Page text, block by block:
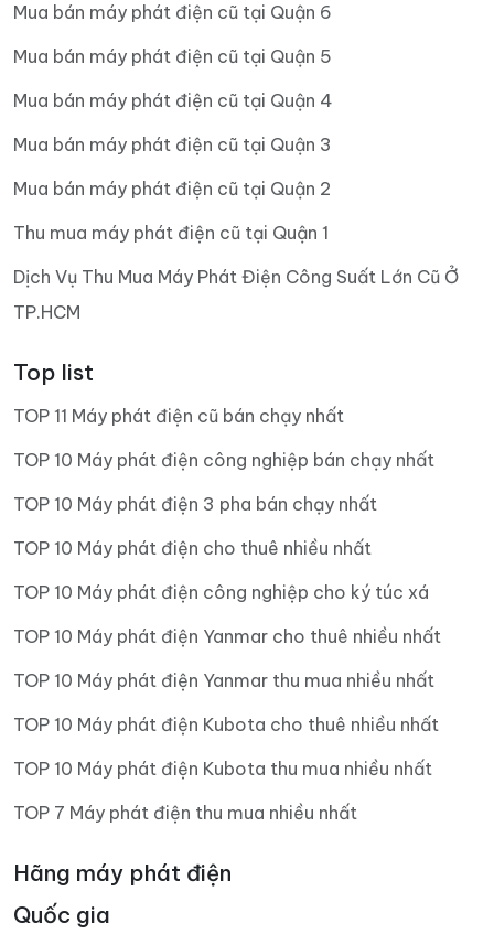
Mua bán máy phát điện cũ tại Quận 6
Mua bán máy phát điện cũ tại Quận 5
Mua bán máy phát điện cũ tại Quận 4
Mua bán máy phát điện cũ tại Quận 3
Mua bán máy phát điện cũ tại Quận 2
Thu mua máy phát điện cũ tại Quận 1
Dịch Vụ Thu Mua Máy Phát Điện Công Suất Lớn Cũ Ở
TP.HCM
Top list
TOP 11 Máy phát điện cũ bán chạy nhất
TOP 10 Máy phát điện công nghiệp bán chạy nhất
TOP 10 Máy phát điện 3 pha bán chạy nhất
TOP 10 Máy phát điện cho thuê nhiều nhất
TOP 10 Máy phát điện công nghiệp cho ký túc xá
TOP 10 Máy phát điện Yanmar cho thuê nhiều nhất
TOP 10 Máy phát điện Yanmar thu mua nhiều nhất
TOP 10 Máy phát điện Kubota cho thuê nhiều nhất
TOP 10 Máy phát điện Kubota thu mua nhiều nhất
TOP 7 Máy phát điện thu mua nhiều nhất
Hãng máy phát điện
Quốc gia